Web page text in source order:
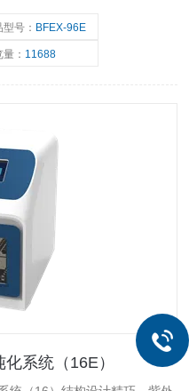
型号： BFEX-96E
： 11688
系统（16E）